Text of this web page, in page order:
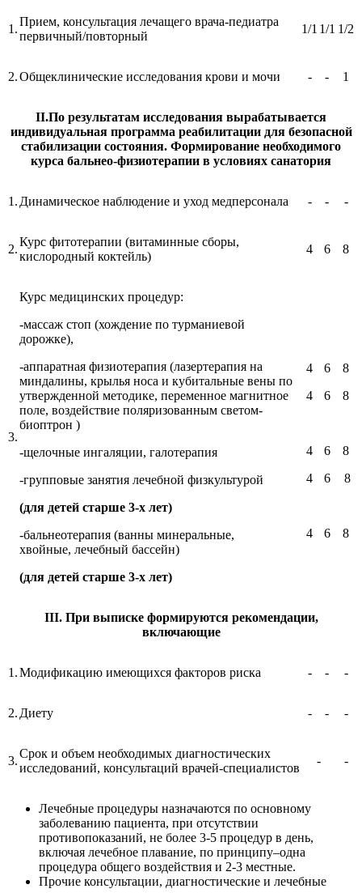
1.
Прием, консультация лечащего врача-педиатра
первичный/повторный
1/1 1/1 1/2
2.Общеклинические исследования крови и мочи - - 1
II.По результатам исследования вырабатывается
индивидуальная программа реабилитации для безопасной
стабилизации состояния. Формирование необходимого
курса бальнео-физиотерапии в условиях санатория
1. Динамическое наблюдение и уход медперсонала - - -
2.
Курс фитотерапии (витаминные сборы,
кислородный коктейль)
4 6 8
3.
Курс медицинских процедур:
-массаж стоп (хождение по турманиевой
дорожке),
-аппаратная физиотерапия (лазертерапия на
миндалины, крылья носа и кубитальные вены по
утвержденной методике, переменное магнитное
поле, воздействие поляризованным светом-
биоптрон )
-щелочные ингаляции, галотерапия
-групповые занятия лечебной физкультурой
(для детей старше 3-х лет)
-бальнеотерапия (ванны минеральные,
хвойные, лечебный бассейн)
(для детей старше 3-х лет)
4
4
4
4
4
6
6
6
6
6
8
8
8
8
8
III. При выписке формируются рекомендации,
включающие
1.Модификацию имеющихся факторов риска - - -
2. Диету - - -
3.
Срок и объем необходимых диагностических
исследований, консультаций врачей-специалистов
- -
Лечебные процедуры назначаются по основному
заболеванию пациента, при отсутствии
противопоказаний, не более 3-5 процедур в день,
включая лечебное плавание, по принципу–одна
процедура общего воздействия и 2-3 местные.
Прочие консультации, диагностические и лечебные